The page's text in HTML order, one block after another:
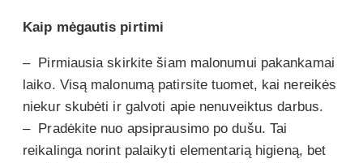
Kaip mėgautis pirtimi
– Pirmiausia skirkite šiam malonumui pakankamai
laiko. Visą malonumą patirsite tuomet, kai nereikės
niekur skubėti ir galvoti apie nenuveiktus darbus.
– Pradėkite nuo apsiprausimo po dušu. Tai
reikalinga norint palaikyti elementarią higieną, bet